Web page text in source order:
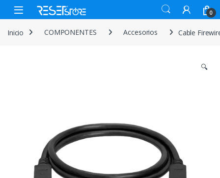
Skip to navigation
Skip to content
Open 0
Inicio COMPONENTES Accesorios Cable
🔍